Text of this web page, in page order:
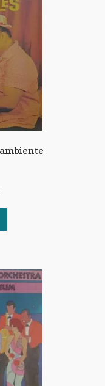
ambiente